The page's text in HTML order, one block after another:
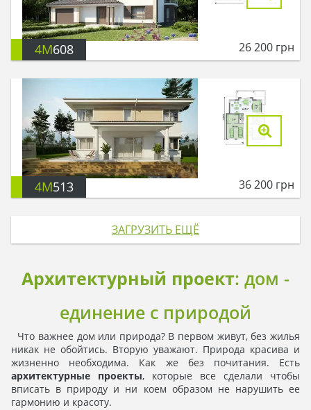
4M608 26 200 грн
4M513 36 200 грн
ЗАГРУЗИТЬ ЕЩЁ
Архитектурный проект: дом -
единение с природой
Что важнее дом или природа? В первом живут, без жилья
никак не обойтись. Вторую уважают. Природа красива и
жизненно необходима. Как же без почитания. Есть
архитектурные проекты, которые все сделали чтобы
вписать в природу и ни коем образом не нарушить ее
гармонию и красоту.